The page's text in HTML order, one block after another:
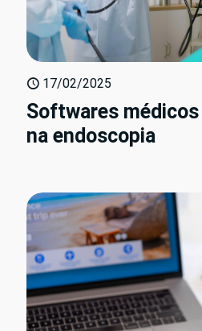
17/02/2025
Softwares
na endoscopia